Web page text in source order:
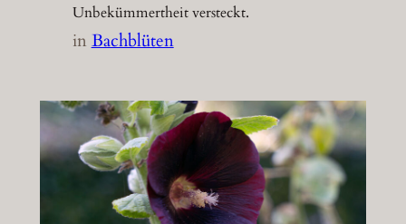
Unbekümmertheit versteckt.
inBachblüten